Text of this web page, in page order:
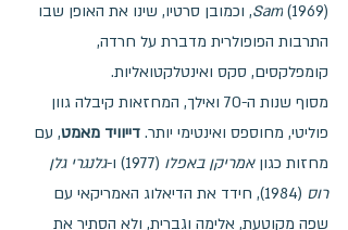
Sam (1969), וכמובן סרטיו, שינו את האופן שבו
התרבות הפופולרית מדברת על חרדה,
קומפלקסים, סקס ואינטלקטואליות.
מסוף שנות ה-70 ואילך, המחזאות קיבלה גוון
פוליטי, מחוספס ואינטימי יותר. דייוויד מאמט, עם
מחזות כגון אמריקן באפלו (1977) ו-
גלנגרי גלן
רוס
(1984), חידד את הדיאלוג האמריקאי עם
שפה מקוטעת, אלימה וגברית, ולא הסתיר את